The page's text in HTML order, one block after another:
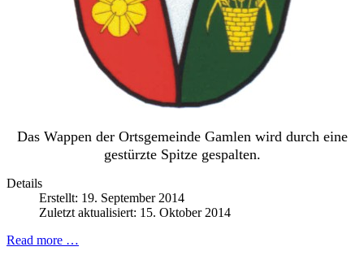
Das Wappen der Ortsgemeinde Gamlen wird durch eine
gestürzte Spitze gespalten.
Details
Erstellt: 19. September 2014
Zuletzt aktualisiert: 15. Oktober 2014
Read more …